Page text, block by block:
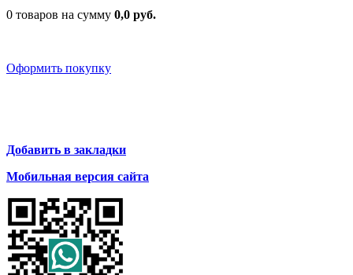
0 товаров на сумму 0,0 руб.
Оформить покупку
Добавить в закладки
Мобильная версия сайта